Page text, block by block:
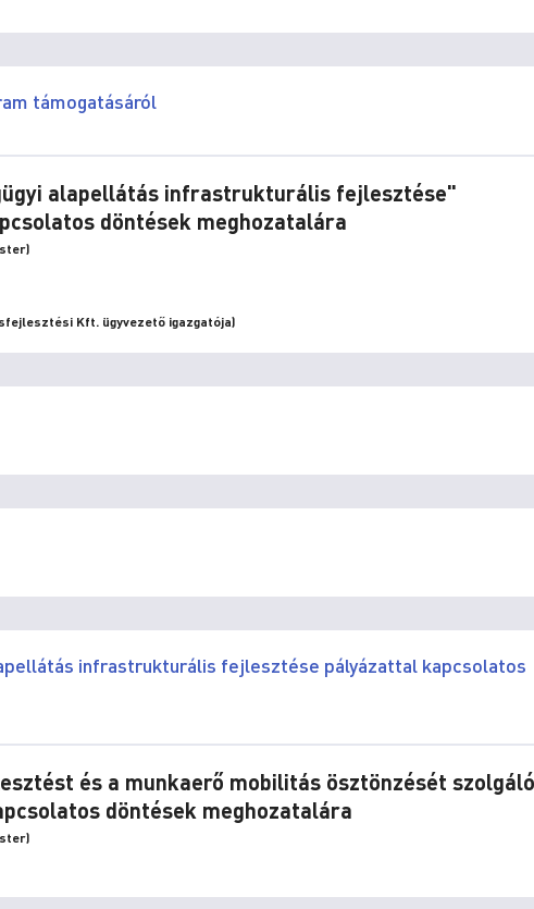
támogatásáról
alapellátás infrastrukturális fejlesztése"
döntések meghozatalára
Kft. ügyvezető igazgatója)
infrastrukturális fejlesztése pályázattal kapcsolatos
és a munkaerő mobilitás ösztönzését szolgáló
döntések meghozatalára